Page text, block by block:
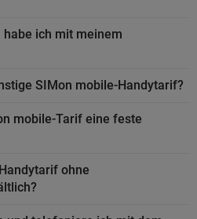
ich mit meinem
SIMon mobile-Handytarif?
mobile-Tarif eine feste
ohne